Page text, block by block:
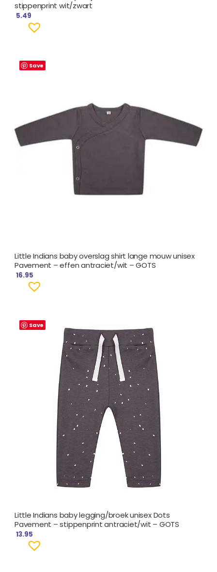
stippenprint wit/zwart
5.49
Save
Little Indians baby overslag shirt lange mouw unisex
Pavement – effen antraciet/wit – GOTS
16.95
Save
Little Indians baby legging/broek unisex Dots
Pavement – stippenprint antraciet/wit – GOTS
13.95